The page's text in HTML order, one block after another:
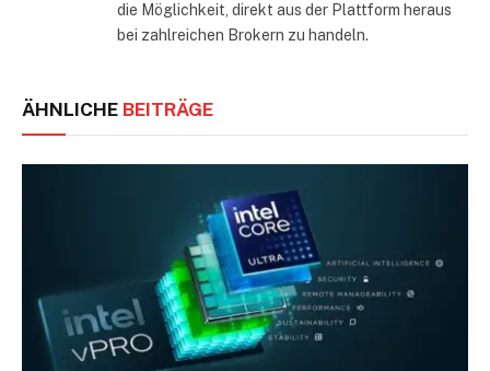
die Möglichkeit, direkt aus der Plattform heraus
bei zahlreichen Brokern zu handeln.
ÄHNLICHE BEITRÄGE